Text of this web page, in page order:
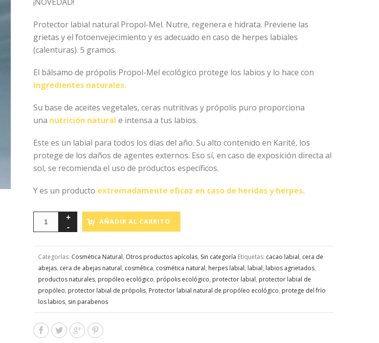
Protector labial natural Propol-Mel. Nutre, regenera e hidrata. Previene las
grietas y el fotoenvejecimiento y es adecuado en caso de herpes labiales
(calenturas). 5 gramos.
El bálsamo de própolis Propol-Mel ecológico protege los labios y lo hace con
ingredientes naturales.
Su base de aceites vegetales, ceras nutritivas y própolis puro proporciona
una nutrición natural e intensa a tus labios.
Este es un labial para todos los días del año. Su alto contenido en Karité, los
protege de los daños de agentes externos. Eso sí, en caso de exposición directa al
sol, se recomienda el uso de productos específicos.
Y es un producto extremadamente eficaz en caso de heridas y herpes.
AÑADIR AL CARRITO
Categorías: Cosmética Natural, Otros productos apícolas, Sin categoría Etiquetas: cacao labial, cera de
abejas, cera de abejas natural, cosmética, cosmética natural, herpes labial, labial, labios agrietados,
productos naturales, propóleo ecológico, própolis ecológico, protector labial, protector labial de
propóleo, protector labial de própolis, Protector labial natural de propóleo ecológico, protege del frío
los labios, sin parabenos